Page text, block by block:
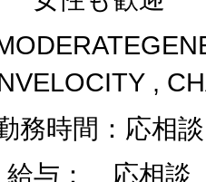
,
務時間：応相談
給与： 応相談